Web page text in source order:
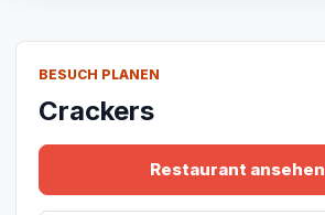
BESUCH PLANEN
Crackers
Restaurant ansehen